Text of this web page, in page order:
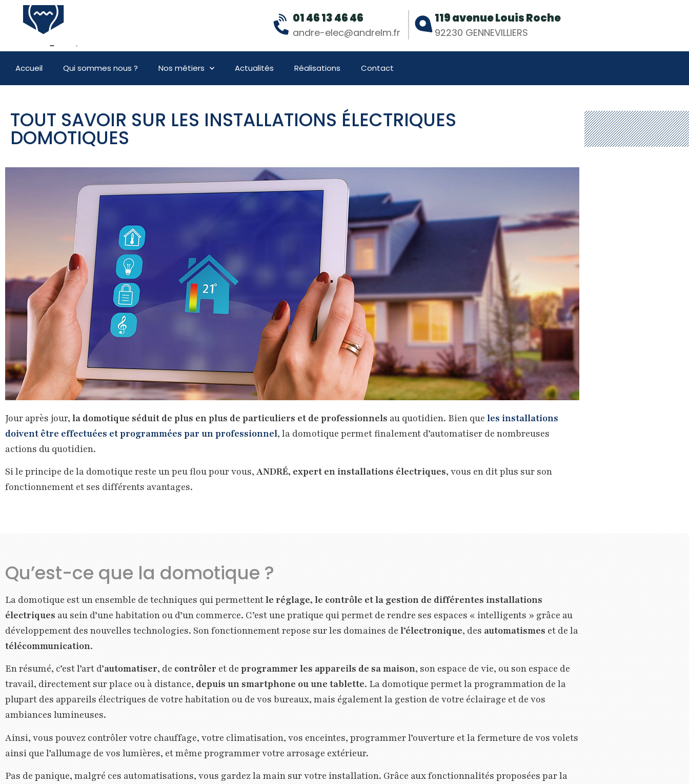
01 46 13 46 46
andre-elec@andrelm.fr
119 avenue Louis Roche
92230 GENNEVILLIERS
Accueil Qui sommes nous ? Nos métiers Actualités Réalisations Contact
TOUT SAVOIR SUR LES INSTALLATIONS ÉLECTRIQUES
DOMOTIQUES
Jour après jour, la domotique séduit de plus en plus de particuliers et de professionnels au quotidien. Bien que les installations
doivent être effectuées et programmées par un professionnel, la domotique permet finalement d’automatiser de nombreuses
actions du quotidien.
Si le principe de la domotique reste un peu flou pour vous, ANDRÉ, expert en installations électriques, vous en dit plus sur son
fonctionnement et ses différents avantages.
Qu’est-ce que la domotique ?
La domotique est un ensemble de techniques qui permettentle réglage, le contrôle et la gestion de différentes installations
électriquesau sein d’une habitation ou d’un commerce. C’est une pratique qui permet de rendre ses espaces « intelligents » grâce au
développement des nouvelles technologies. Son fonctionnement repose sur les domaines del’électronique, desautomatismeset de la
télécommunication.
En résumé, c’est l’art d’automatiser, decontrôleret deprogrammer les appareils de sa maison, son espace de vie, ou son espace de
travail, directement sur place ou à distance,depuis un smartphone ou une tablette. La domotique permet la programmation de la
plupart des appareils électriques de votre habitation ou de vos bureaux, mais également la gestion de votre éclairage et de vos
ambiances lumineuses.
Ainsi, vous pouvez contrôler votre chauffage, votre climatisation, vos enceintes, programmer l’ouverture et la fermeture de vos volets
ainsi que l’allumage de vos lumières, et même programmer votre arrosage extérieur.
Pas de panique, malgré ces automatisations, vous gardez la main sur votre installation. Grâce aux fonctionnalités proposées par la